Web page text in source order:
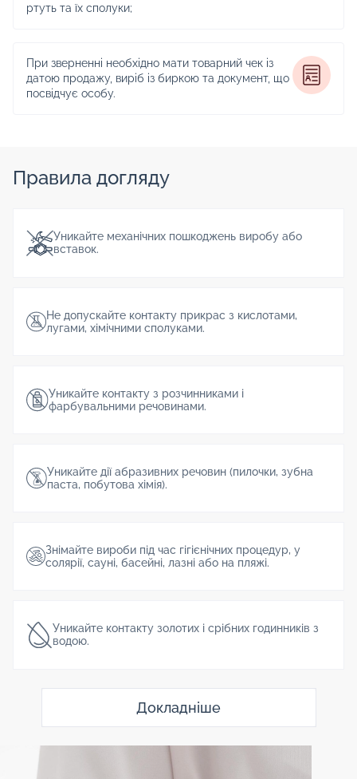
ртуть та їх сполуки;
При зверненні необхідно мати товарний чек із
датою продажу, виріб із биркою та документ, що
посвідчує особу.
Правила догляду
Уникайте механічних пошкоджень виробу або
вставок.
Не допускайте контакту прикрас з кислотами,
лугами, хімічними сполуками.
Уникайте контакту з розчинниками і
фарбувальними речовинами.
Уникайте дії абразивних речовин (пилочки, зубна
паста, побутова хімія).
Знімайте вироби під час гігієнічних процедур, у
солярії, сауні, басейні, лазні або на пляжі.
Уникайте контакту золотих і срібних годинників з
водою.
Докладніше